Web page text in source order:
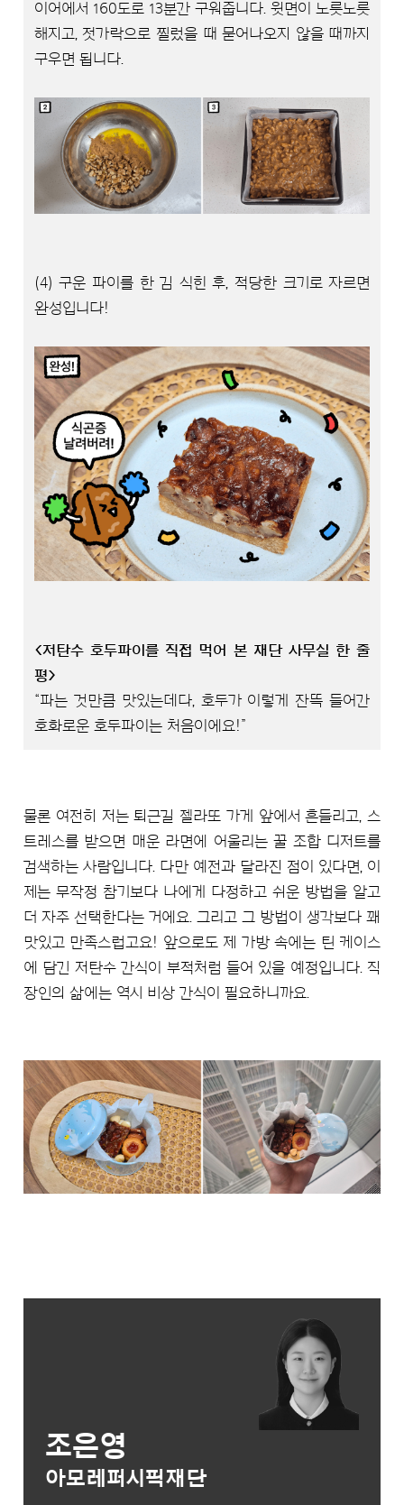
이어에서 160도로 13분간 구워줍니다. 윗면이 노릇노릇
해지고, 젓가락으로 찔렀을 때 묻어나오지 않을 때까지
구우면 됩니다.
(4) 구운 파이를 한 김 식힌 후, 적당한 크기로 자르면
완성입니다!
<저탄수 호두파이를 직접 먹어 본 재단 사무실 한 줄
평>
“파는 것만큼 맛있는데다, 호두가 이렇게 잔뜩 들어간
호화로운 호두파이는 처음이에요!”
물론 여전히 저는 퇴근길 젤라또 가게 앞에서 흔들리고, 스
트레스를 받으면 매운 라면에 어울리는 꿀 조합 디저트를
검색하는 사람입니다. 다만 예전과 달라진 점이 있다면, 이
제는 무작정 참기보다 나에게 다정하고 쉬운 방법을 알고
더 자주 선택한다는 거에요. 그리고 그 방법이 생각보다 꽤
맛있고 만족스럽고요! 앞으로도 제 가방 속에는 틴 케이스
에 담긴 저탄수 간식이 부적처럼 들어 있을 예정입니다. 직
장인의 삶에는 역시 비상 간식이 필요하니까요.
조은영
아모레퍼시픽재단